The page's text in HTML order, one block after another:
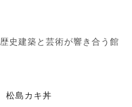
歴史建築と芸術が響き合う館
松島カキ丼